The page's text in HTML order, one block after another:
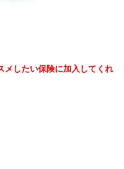
メしたい保険に加入してくれ